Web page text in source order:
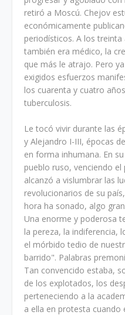
retiró a Moscú. Chejov
económicamente
periodísticos. A los
también era médico, la
que más le atrajo. Pero
exigidos esfuerzos
los cuarenta y cuatro
tuberculosis.
Le tocó vivir durante las
y Alejandro I-III, épocas
en forma inhumana. En
pueblo ruso, venciendo
alcanzó a vislumbrar las
revolucionarios de su
hora ha sonado, algo
Una enorme y poderosa
la pereza, la indiferencia,
el mórbido tedio de
barrido". Palabras
Tan convencido estaba,
de los explotados, los
perteneciendo a la
a ella en protesta